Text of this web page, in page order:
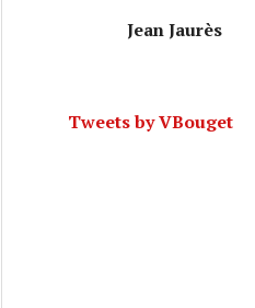
Jean Jaurès
Tweets by VBouget